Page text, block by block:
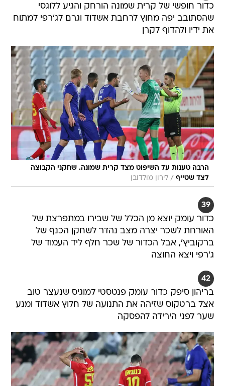
כדור חופשי של קרית שמונה הורחק והגיע ללוגסי
שהסתובב יפה מחוץ לרחבת אשדוד וגרם לג'רפי למתוח
את ידיו ולהדוף לקרן
הרבה טענות על השיפוט מצד קרית שמונה. שחקני הקבוצה
לצד שטייף / לירון מולדובן
39
כדור עומק יוצא מן הכלל של שבירו במתפרצת של
האורחת לשכר יצרה מצב נהדר לשחקן הכנף של
ברקוביץ', אבל הכדור של שכר חלף ליד העמוד של
ג'רפי ויצא החוצה
42
בריהון סיפק כדור עומק פנטסטי למוגיס שנעצר טוב
אצל ברטקוס שזיהה את התנועה של חלוץ אשדוד ומנע
שער לפני הירידה להפסקה